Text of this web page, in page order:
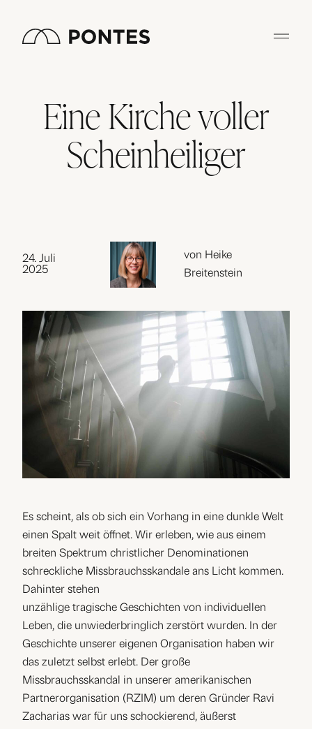
springen
Eine Kirche voller
Scheinheiliger
24. Juli
2025
von Heike
Breitenstein
Es scheint, als ob sich ein Vorhang in eine dunkle Welt
einen Spalt weit öffnet. Wir erleben, wie aus einem
breiten Spektrum christlicher Denominationen
schreckliche Missbrauchsskandale ans Licht kommen.
Dahinter stehen
unzählige tragische Geschichten von individuellen
Leben, die unwiederbringlich zerstört wurden. In der
Geschichte unserer eigenen Organisation haben wir
das zuletzt selbst erlebt. Der große
Missbrauchsskandal in unserer amerikanischen
Partnerorganisation (RZIM) um deren Gründer Ravi
Zacharias war für uns schockierend, äußerst